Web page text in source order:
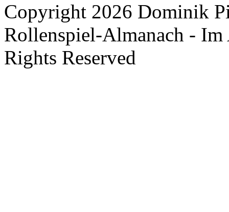
Copyright 2026 Dominik
Rollenspiel-Almanach -
Rights Reserved